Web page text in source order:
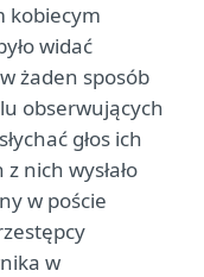
kobiecym
widać
żaden sposób
obserwujących
głos ich
nich wysłało
w poście
w